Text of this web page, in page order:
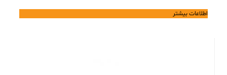
اطلاعات بیشتر